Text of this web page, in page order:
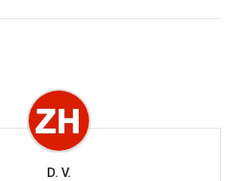
D. V.